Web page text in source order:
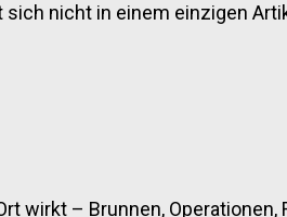
nicht in einem einzigen
wirkt – Brunnen, Operationen,